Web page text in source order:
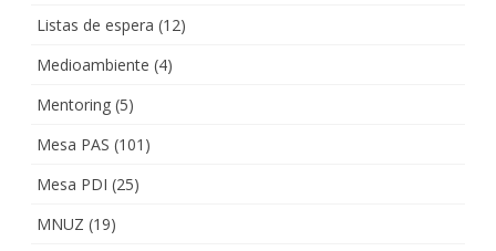
Listas de espera (12)
Medioambiente (4)
Mentoring (5)
Mesa PAS (101)
Mesa PDI (25)
MNUZ (19)